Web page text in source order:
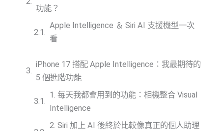
功能？
Apple Intelligence ＆ Siri AI 支援機型一次
看
iPhone 17 搭配 Apple Intelligence：我最期待的
5 個進階功能
1. 每天我都會用到的功能：相機整合 Visual
Intelligence
2. Siri 加上 AI 後終於比較像真正的個人助理